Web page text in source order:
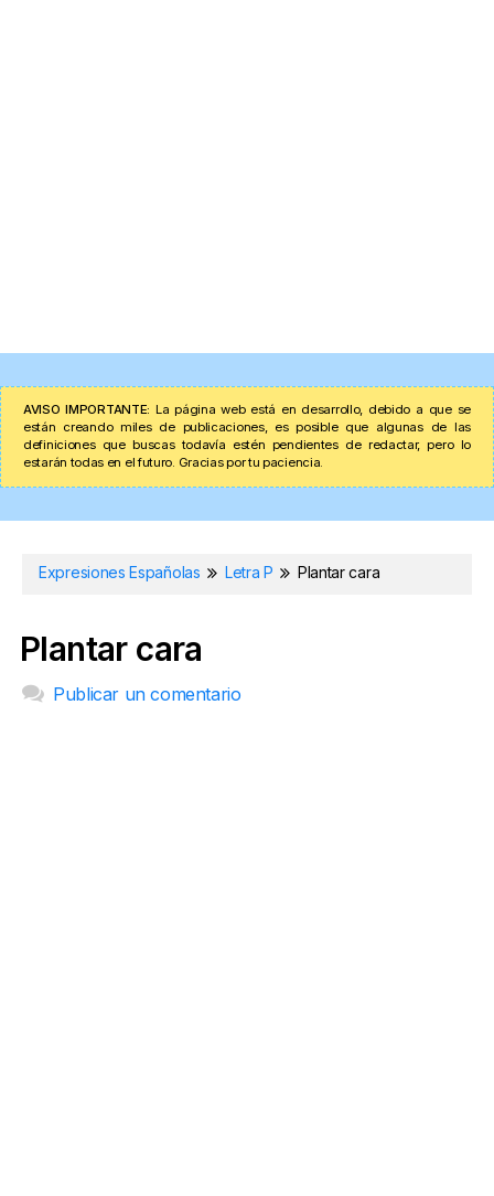
AVISO IMPORTANTE: La página web está en desarrollo, debido a que se
están creando miles de publicaciones, es posible que algunas de las
definiciones que buscas todavía estén pendientes de redactar, pero lo
estarán todas en el futuro. Gracias por tu paciencia.
Expresiones Españolas Letra P Plantar cara
Plantar cara
Publicar un comentario